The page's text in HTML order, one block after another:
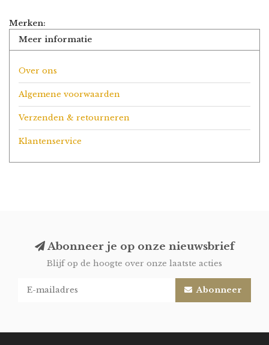
Merken:
Meer informatie
Over ons
Algemene voorwaarden
Verzenden & retourneren
Klantenservice
Abonneer je op onze nieuwsbrief
Blijf op de hoogte over onze laatste acties
Abonneer